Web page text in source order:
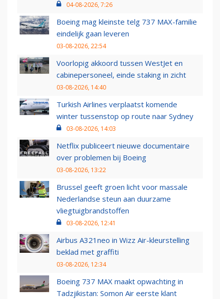
04-08-2026, 7:26
Boeing mag kleinste telg 737 MAX-familie
eindelijk gaan leveren
03-08-2026, 22:54
Voorlopig akkoord tussen WestJet en
cabinepersoneel, einde staking in zicht
03-08-2026, 14:40
Turkish Airlines verplaatst komende
winter tussenstop op route naar Sydney
03-08-2026, 14:03
Netflix publiceert nieuwe documentaire
over problemen bij Boeing
03-08-2026, 13:22
Brussel geeft groen licht voor massale
Nederlandse steun aan duurzame
vliegtuigbrandstoffen
03-08-2026, 12:41
Airbus A321neo in Wizz Air-kleurstelling
beklad met graffiti
03-08-2026, 12:34
Boeing 737 MAX maakt opwachting in
Tadzjikistan: Somon Air eerste klant